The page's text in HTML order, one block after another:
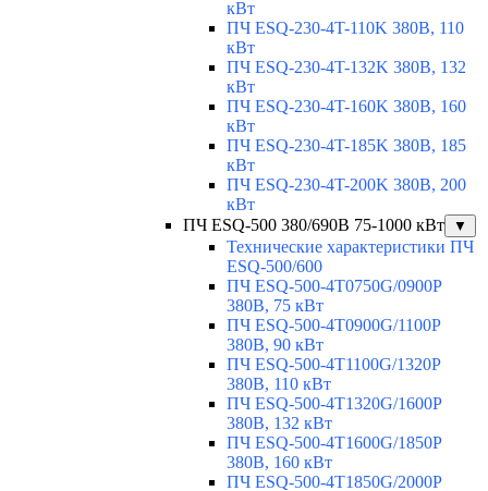
кВт
ПЧ ESQ-230-4T-110K 380В, 110
кВт
ПЧ ESQ-230-4T-132K 380В, 132
кВт
ПЧ ESQ-230-4T-160K 380В, 160
кВт
ПЧ ESQ-230-4T-185K 380В, 185
кВт
ПЧ ESQ-230-4T-200K 380В, 200
кВт
ПЧ ESQ-500 380/690В 75-1000 кВт
▼
Технические характеристики ПЧ
ESQ-500/600
ПЧ ESQ-500-4T0750G/0900P
380В, 75 кВт
ПЧ ESQ-500-4T0900G/1100P
380В, 90 кВт
ПЧ ESQ-500-4T1100G/1320P
380В, 110 кВт
ПЧ ESQ-500-4T1320G/1600P
380В, 132 кВт
ПЧ ESQ-500-4T1600G/1850P
380В, 160 кВт
ПЧ ESQ-500-4T1850G/2000P